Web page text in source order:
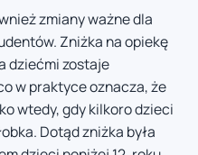
zmiany ważne dla
Zniżka na opiekę
dziećmi zostaje
w praktyce oznacza, że
wtedy, gdy kilkoro dzieci
Dotąd zniżka była